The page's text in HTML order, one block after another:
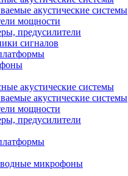
акустические системы
мощности
предусилители
сигналов
акустические системы
акустические системы
мощности
предусилители
микрофоны